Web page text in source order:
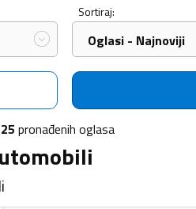
Sortiraj:
Oglasi - Najnoviji
25 pronađenih oglasa